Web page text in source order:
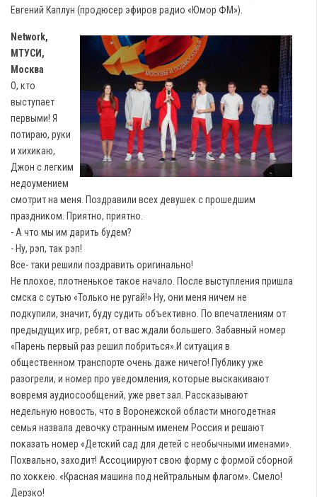
Евгений Каплун (продюсер эфиров радио «Юмор ФМ»).
Network,
МТУСИ,
Москва
О, кто
выступает
первыми! Я
потираю, руки
и хихикаю,
Джон с легким
недоумением
смотрит на меня. Поздравили всех девушек с прошедшим
праздником. Приятно, приятно.
- А что мы им дарить будем?
- Ну, рэп, так рэп!
Все- таки решили поздравить оригинально!
Не плохое, плотненькое такое начало. После выступления пришла
смска с сутью «Только не ругай!» Ну, они меня ничем не
подкупили, значит, буду судить объективно. По впечатлениям от
предыдущих игр, ребят, от вас ждали большего. Забавный номер
«Парень первый раз решил побриться».И ситуация в
общественном транспорте очень даже ничего! Публику уже
разогрели, и номер про уведомления, которые выскакивают
вовремя аудиосообщений, уже рвет зал. Рассказывают
недельную новость, что в Воронежской области многодетная
семья назвала девочку странным именем Россия и решают
показать номер «Детский сад для детей с необычными именами».
Похвально, заходит! Ассоциируют свою форму c формой сборной
по хоккею. «Красная машина под нейтральным флагом». Смело!
Дерзко!